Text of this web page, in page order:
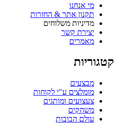
מי אנחנו
תקנון אתר & החזרות
מדיניות משלוחים
יצירת קשר
מאמרים
מבצעים
מומלצים ע"י לקוחות
צעצועים ומותגים
משחקים
עולם הבובות